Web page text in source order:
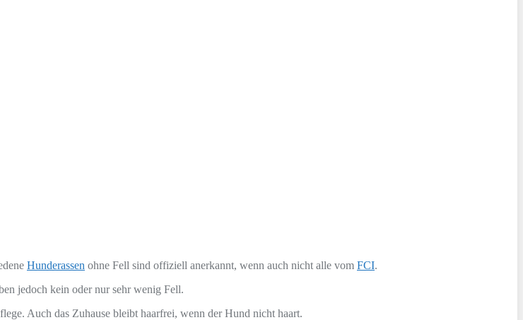
Hunderassen ohne Fell sind offiziell anerkannt, wenn auch nicht alle vom FCI.
jedoch kein oder nur sehr wenig Fell.
Auch das Zuhause bleibt haarfrei, wenn der Hund nicht haart.